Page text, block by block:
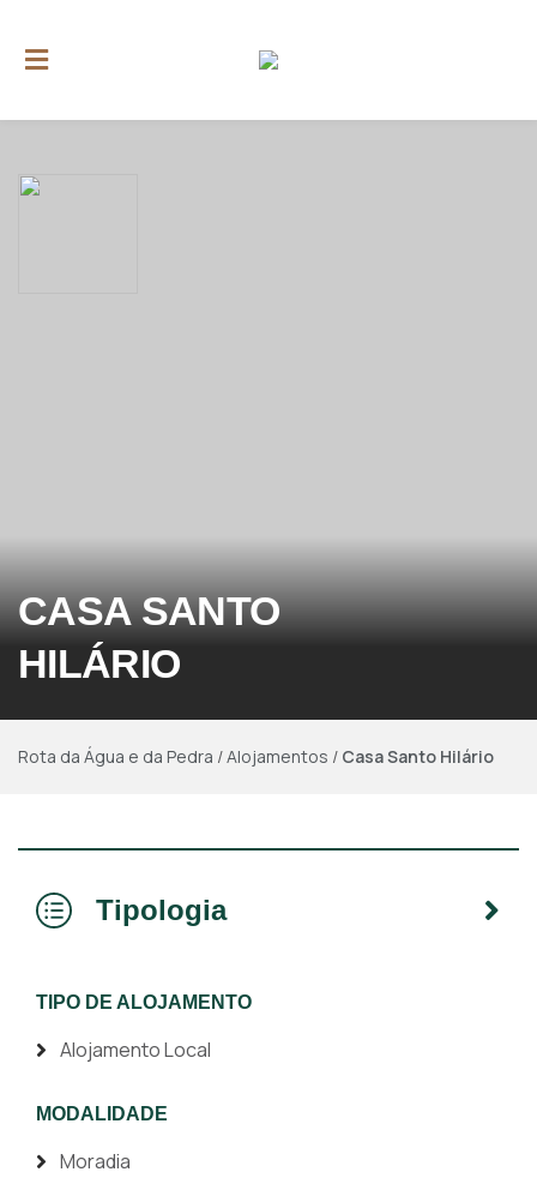
CASA SANTO
HILÁRIO
Rota da Água e da Pedra /Alojamentos / Casa Santo Hilário
Tipologia
TIPO DE ALOJAMENTO
Alojamento Local
MODALIDADE
Moradia